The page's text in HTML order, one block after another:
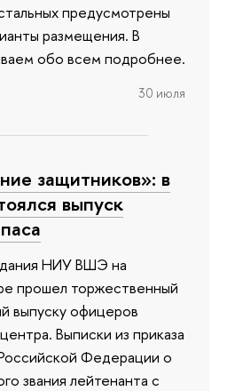
предусмотрены
размещения. В
обо всем подробнее.
30 июля
защитников»: в
выпуск
НИУ ВШЭ на
прошел торжественный
выпуску офицеров
Выписки из приказа
Федерации о
звания лейтенанта с